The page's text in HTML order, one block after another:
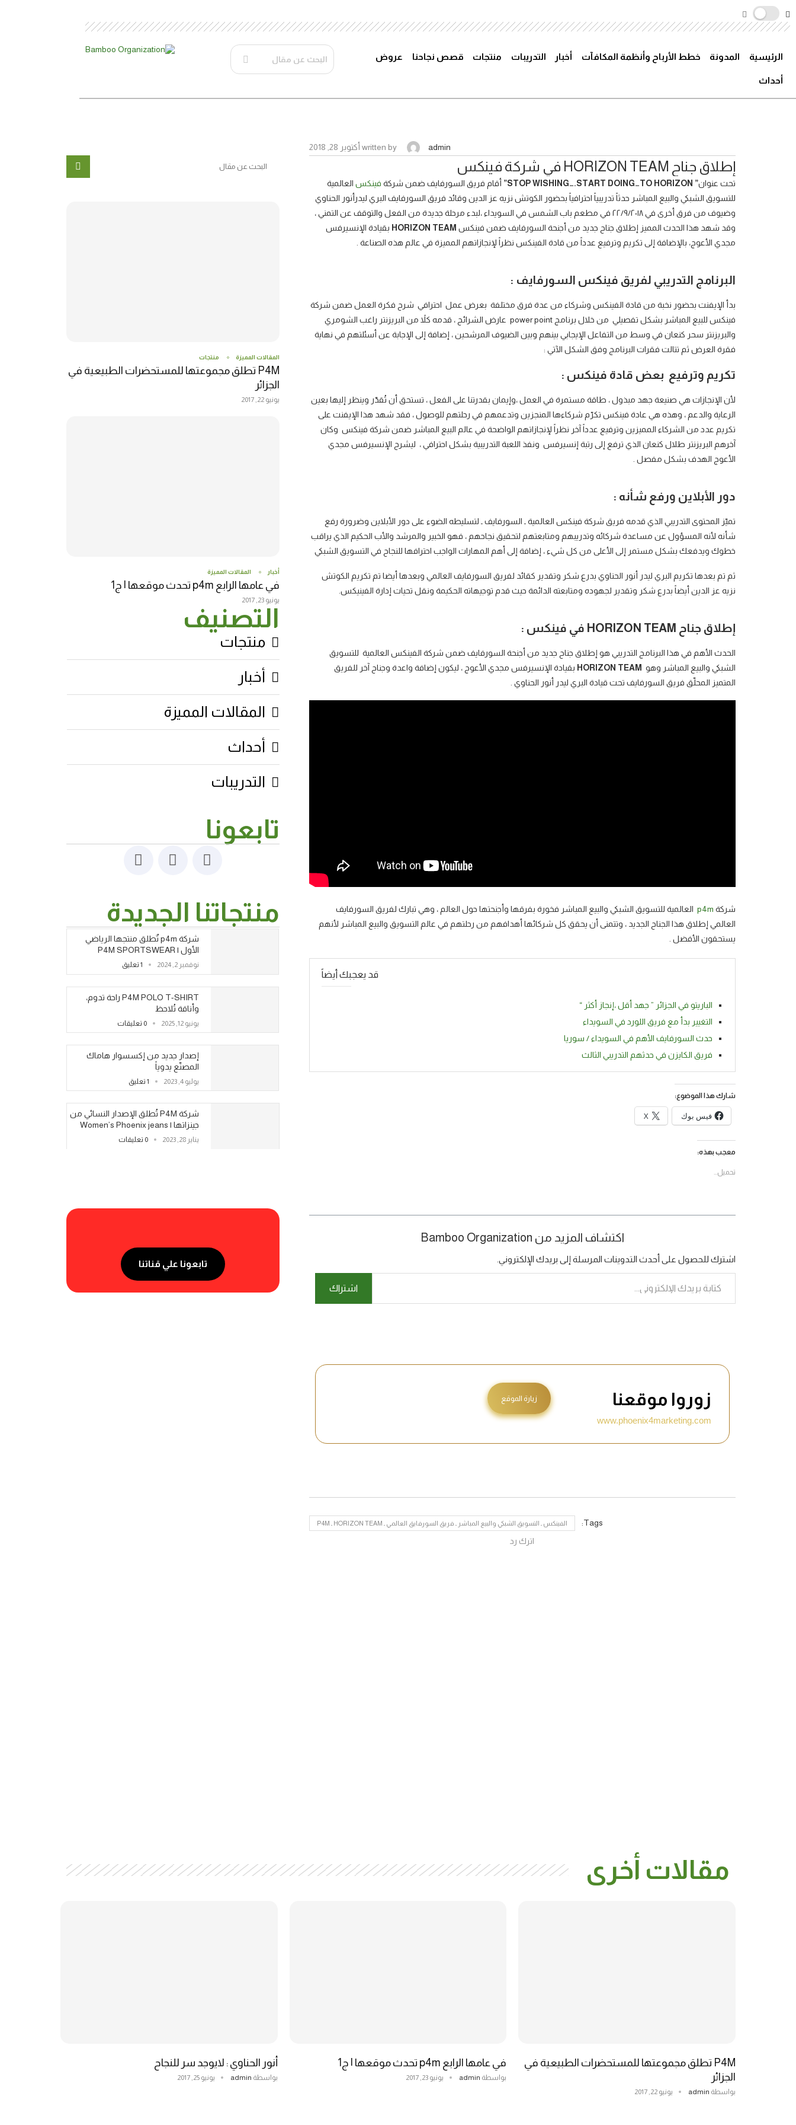
الرئيسية المدونة خطط الأرباح وأنظمة المكافآت أخبار التدريبات منتجات قصص نجاحنا عروض
أحداث
المقالات المميزة منتجات
P4M تطلق مجموعتها للمستحضرات الطبيعية في
الجزائر
يونيو 22, 2017
أخبار المقالات المميزة
في عامها الرابع p4m تحدث موقعها | ج1
يونيو 23, 2017
التصنيف
منتجات
أخبار
المقالات المميزة
أحداث
التدريبات
تابعونا
منتجاتنا الجديدة
شركة p4m تٌطلق منتجها الرياضي
الأول | P4M SPORTSWEAR
نوفمبر 2, 2024 1 تعليق
P4M POLO T-SHIRT راحة تدوم،
وأناقة تُلاحظ
يونيو 12, 2025 0 تعليقات
إصدار جديد من إكسسوار هاماك
المصنّع يدوياً
يوليو 4, 2023 1 تعليق
شركة P4M تُطلق الإصدار النسائي من
جينزاتها | Women’s Phoenix jeans
يناير 28, 2023 0 تعليقات
تابعونا علي قناتنا
written by admin أكتوبر 28, 2018
إطلاق جناح HORIZON TEAM في شركة فينكس
تحت عنوان” STOP WISHING….START DOING…TO HORIZON” أقام فريق السورفايف ضمن شركة فينكس العالمية
للتسويق الشبكي والبيع المباشر حدثاً تدريبياً احترافياً بحضور الكوتش نزيه عز الدين وقائد فريق السورفايف البري ليدرأنور الحناوي
وضيوف من فرق أخرى في ٢٢/٩/٢٠١٨ في مطعم باب الشمس في السويداء ،لبدء مرحلة جديدة من الفعل والتوقف عن التمني ،
وقد شهد هذا الحدث المميز إطلاق جناح جديد من أجنحة السورفايف ضمن فينكس HORIZON TEAM بقيادة الإنسيرفس
مجدي الأعوج، بالإضافة إلى تكريم وترفيع عدداً من قادة الفينكس نظراً لإنجازاتهم المميزة في عالم هذه الصناعة .
البرنامج التدريبي لفريق فينكس السورفايف :
بدأ الإيفنت بحضور نخبة من قادة الفينكس وشركاء من عدة فرق مختلفة بعرض عمل احترافي شرح فكرة العمل ضمن شركة
فينكس للبيع المباشر بشكل تفصيلي من خلال برنامج power point عارض الشرائح ، قدمه كلاً من البريزنتر راغب الشومري
والبريزنتر سحر كنعان في وسط من التفاعل الإيجابي بينهم وبين الضيوف المرشحين ، إضافة إلى الإجابة عن أسئلتهم في نهاية
فقرة العرض ثم تتالت فقرات البرنامج وفق الشكل الآتي :
تكريم وترفيع بعض قادة فينكس :
لأن الإنجازات هي صنيعة جهد مبذول ، طاقة مستمرة في العمل ،وإيمان بقدرتنا على الفعل ، تستحق أن تُقدّر وينظر إليها بعين
الرعاية والدعم ، وهذه هي عادة فينكس تكرّم شركاءها المنجزين وتدعمهم في رحلتهم للوصول ، فقد شهد هذا الإيفنت على
تكريم عدد من الشركاء المميزين وترفيع عدداً آخر نظراً لإنجازاتهم الواضحة في عالم البيع المباشر ضمن شركة فينكس وكان
آخرهم البريزنتر طلال كنعان الذي ترفع إلى رتبة إنسيرفس ونفذ اللعبة التدريبية بشكل احترافي ، ليشرح الإنسيرفس مجدي
الأعوج الهدف بشكل مفصل .
دور الأبلاين ورفع شأنه :
تميّز المحتوى التدريبي الذي قدمه فريق شركة فينكس العالمية ـ السورفايف ـ لتسليطه الضوء على دور الأبلاين وضرورة رفع
شأنه لأنه المسؤول عن مساعدة شركائه وتدريبهم ومتابعتهم لتحقيق نجاحهم ، فهو الخبير والمرشد والأب الحكيم الذي يراقب
خطوك ويدفعك بشكل مستمر إلى الأعلى من كل شيء ، إضافة إلى أهم المهارات الواجب احترافها للنجاح في التسويق الشبكي
ثم تم بعدها تكريم البري ليدر أنور الحناوي بدرع شكر وتقدير كقائد لفريق السورفايف العالمي وبعدها أيضا تم تكريم الكوتش
نزيه عز الدين أيضاً بدرع شكر وتقدير لجهوده ومتابعته الدائمة حيث قدم توجيهاته الحكيمة ونقل تحيات إدارة الفينيكس.
إطلاق جناح HORIZON TEAM في فينكس :
الحدث الأهم في هذا البرنامج التدريبي هو إطلاق جناح جديد من أجنحة السورفايف ضمن شركة الفينكس العالمية للتسويق
الشبكي والبيع المباشر وهو HORIZON TEAM بقيادة الإنسيرفس مجدي الأعوج ، ليكون إضافة واعدة وجناح آخر للفريق
المتميز المحلّق فريق السورفايف تحت قيادة البري ليدر أنور الحناوي .
شركة p4m العالمية للتسويق الشبكي والبيع المباشر فخورة بفرقها وأجنحتها حول العالم ، وهي تبارك لفريق السورفايف
العالمي إطلاق هذا الجناح الجديد ، وتتمنى أن يحقق كل شركائها أهدافهم من رحلتهم في عالم التسويق والبيع المباشر لأنهم
يستحقون الأفضل .
قد يعجبك أيضاً
الباريتو في الجزائر ” جهد أقل ،إنجاز أكثر “
التغيير بدأ مع فريق اللورد في السويداء
حدث السورفايف الأهم في السويداء / سوريا
فريق الكايزن في حدثهم التدريبي الثالث
شارك هذا الموضوع:
فيس بوك X
معجب بهذه:
تحميل...
اكتشاف المزيد من Bamboo Organization
اشترك للحصول على أحدث التدوينات المرسلة إلى بريدك الإلكتروني.
اشتراك
زوروا موقعنا
www.phoenix4marketing.com
زيارة الموقع
Tags: الفينكس ـ التسويق الشبكي والبيع المباشر ـ فريق السورفايق العالمي ـ HORIZON TEAM ـ P4M
اترك رد
مقالات أخرى
P4M تطلق مجموعتها للمستحضرات الطبيعية في
الجزائر
بواسطة admin يونيو 22, 2017
في عامها الرابع p4m تحدث موقعها | ج1
بواسطة admin يونيو 23, 2017
أنور الحناوي : لايوجد سر للنجاح
بواسطة admin يونيو 25, 2017